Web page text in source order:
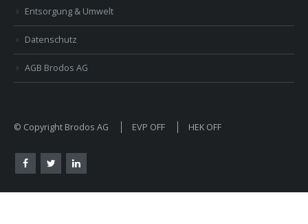
Entsorgung & Umwelt
Datenschutz
AGB Brodos AG
© Copyright Brodos AG EVP OFF HEK OFF